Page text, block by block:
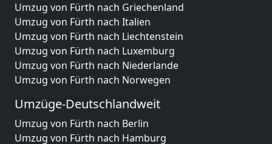
Umzug von Fürth nach Griechenland
Umzug von Fürth nach Italien
Umzug von Fürth nach Liechtenstein
Umzug von Fürth nach Luxemburg
Umzug von Fürth nach Niederlande
Umzug von Fürth nach Norwegen
Umzüge-Deutschlandweit
Umzug von Fürth nach Berlin
Umzug von Fürth nach Hamburg